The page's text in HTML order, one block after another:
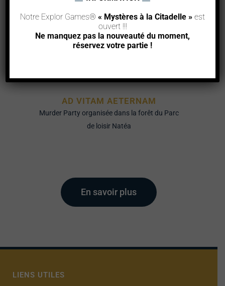
AD VITAM AETERNAM
Murder Party organisée dans la forêt du Parc
de loisir Natéa
En savoir plus
LIENS UTILES
Notre Explor Games® « Mystères à la Citadelle » est
ouvert !!!
Ne manquez pas la nouveauté du moment,
réservez votre partie !